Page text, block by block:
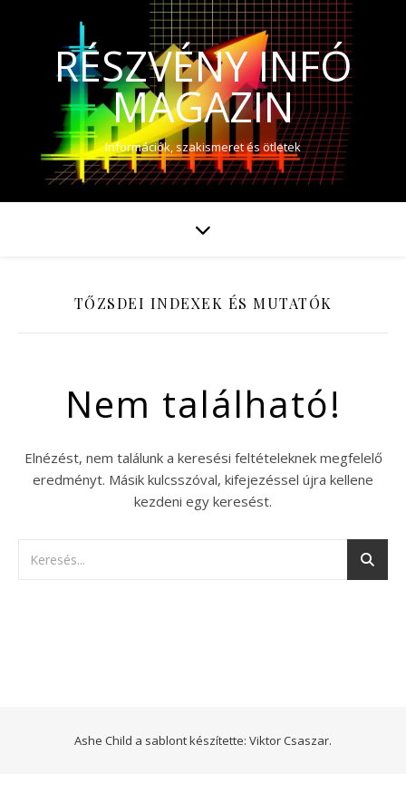
RÉSZVÉNY INFÓ
MAGAZIN
Információk, szakismeret és ötletek
TŐZSDEI INDEXEK ÉS MUTATÓK
Nem található!
Elnézést, nem találunk a keresési feltételeknek megfelelő
eredményt. Másik kulcsszóval, kifejezéssel újra kellene
kezdeni egy keresést.
Ashe Child a sablont készítette: Viktor Csaszar.